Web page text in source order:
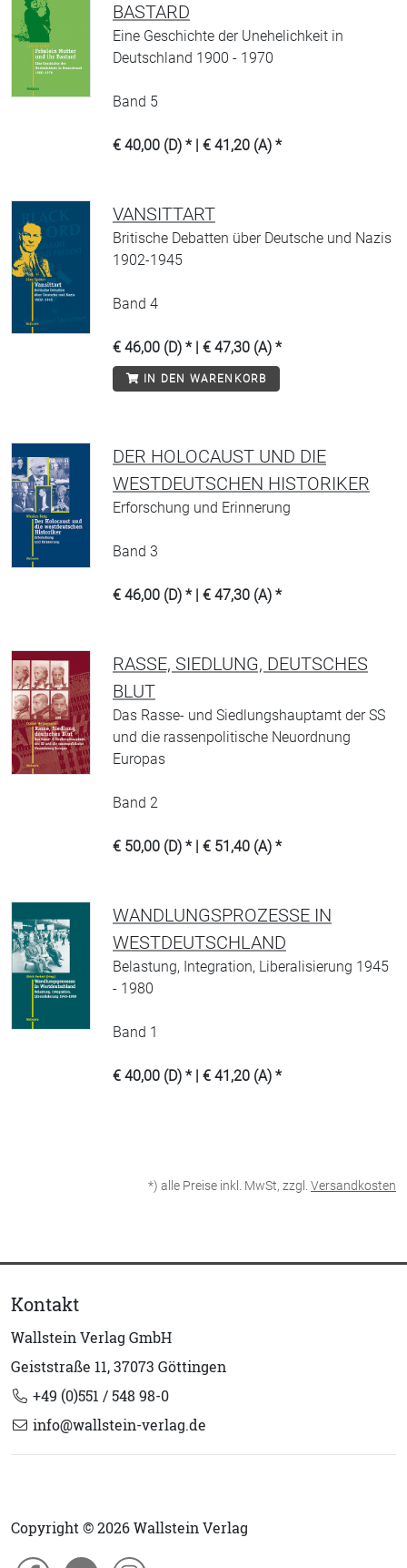
BASTARD
Eine Geschichte der Unehelichkeit in
Deutschland 1900 - 1970
Band 5
€ 40,00 (D) * | € 41,20 (A) *
VANSITTART
Britische Debatten über Deutsche und Nazis
1902-1945
Band 4
€ 46,00 (D) * | € 47,30 (A) *
IN DEN WARENKORB
DER HOLOCAUST UND DIE
WESTDEUTSCHEN HISTORIKER
Erforschung und Erinnerung
Band 3
€ 46,00 (D) * | € 47,30 (A) *
RASSE, SIEDLUNG, DEUTSCHES
BLUT
Das Rasse- und Siedlungshauptamt der SS
und die rassenpolitische Neuordnung
Europas
Band 2
€ 50,00 (D) * | € 51,40 (A) *
WANDLUNGSPROZESSE IN
WESTDEUTSCHLAND
Belastung, Integration, Liberalisierung 1945
- 1980
Band 1
€ 40,00 (D) * | € 41,20 (A) *
*) alle Preise inkl. MwSt, zzgl. Versandkosten
Kontakt
Wallstein Verlag GmbH
Geiststraße 11, 37073 Göttingen
+49 (0)551 / 548 98-0
info@wallstein-verlag.de
Copyright © 2026 Wallstein Verlag